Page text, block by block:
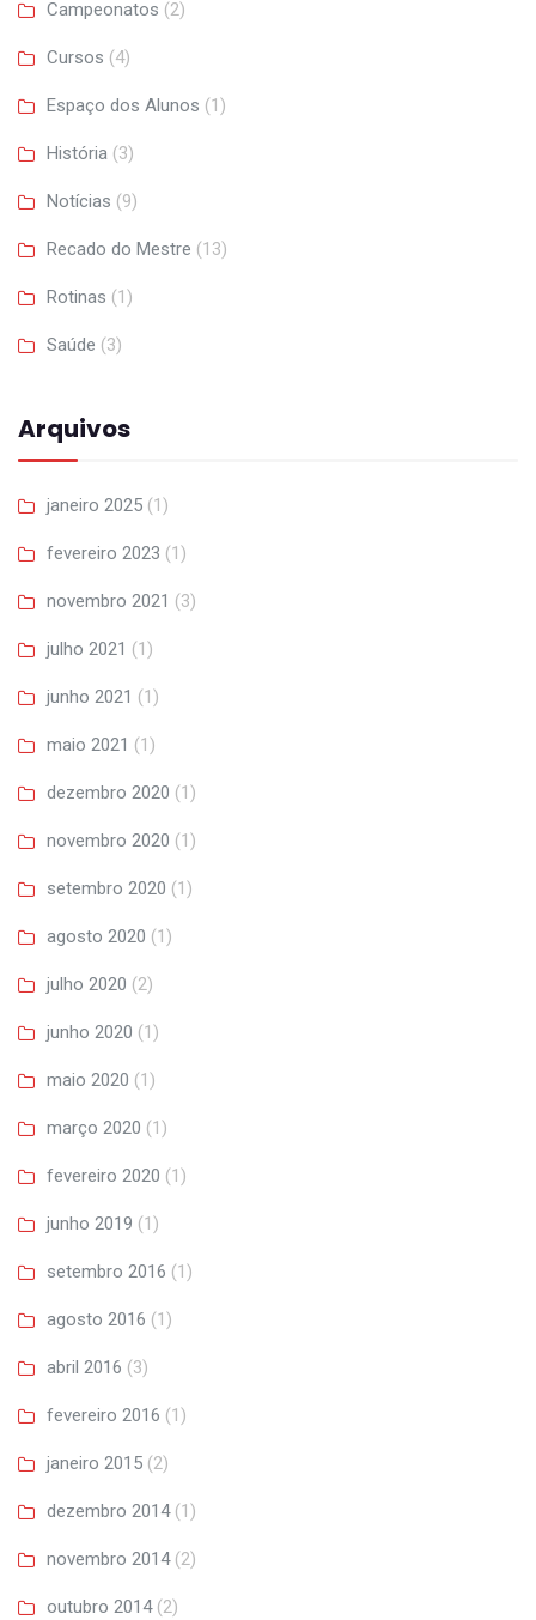
Campeonatos (2)
Cursos (4)
Espaço dos Alunos (1)
História (3)
Notícias (9)
Recado do Mestre (13)
Rotinas (1)
Saúde (3)
Arquivos
janeiro 2025 (1)
fevereiro 2023 (1)
novembro 2021 (3)
julho 2021 (1)
junho 2021 (1)
maio 2021 (1)
dezembro 2020 (1)
novembro 2020 (1)
setembro 2020 (1)
agosto 2020 (1)
julho 2020 (2)
junho 2020 (1)
maio 2020 (1)
março 2020 (1)
fevereiro 2020 (1)
junho 2019 (1)
setembro 2016 (1)
agosto 2016 (1)
abril 2016 (3)
fevereiro 2016 (1)
janeiro 2015 (2)
dezembro 2014(1)
novembro 2014(2)
outubro 2014(2)